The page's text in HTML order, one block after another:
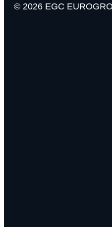
© 2026 EGC